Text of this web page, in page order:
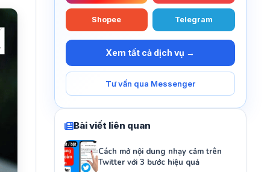
Shopee Telegram
Xem tất cả dịch vụ →
Tư vấn qua Messenger
Bài viết liên quan
Cách mở nội dung nhạy cảm trên
Twitter với 3 bước hiệu quả